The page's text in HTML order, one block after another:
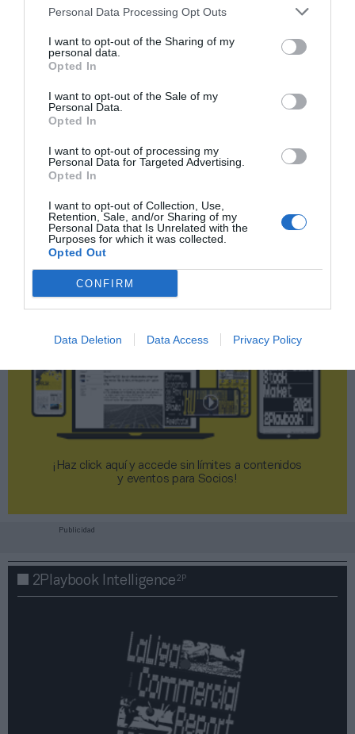
Personal Data Processing Opt Outs
I want to opt-out of the Sharing of my
personal data.
Opted In
I want to opt-out of the Sale of my
Personal Data.
Opted In
I want to opt-out of processing my
Personal Data for Targeted Advertising.
Opted In
I want to opt-out of Collection, Use,
Retention, Sale, and/or Sharing of my
Personal Data that Is Unrelated with the
Purposes for which it was collected.
Opted Out
CONFIRM
Data Deletion Data Access Privacy Policy
Índex
ACB
Publicidad
2Playbook Club
¡Haz click aquí y accede sin límites a contenidos
y eventos para Socios!​​​​​​​
Publicidad
2Playbook Intelligence2P